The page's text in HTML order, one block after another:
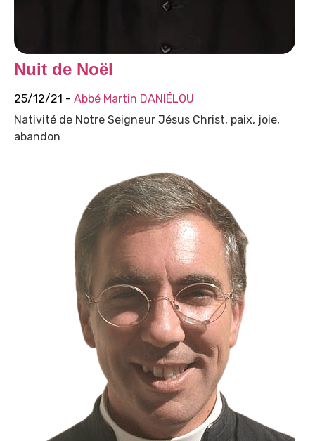
Nuit de Noël
25/12/21 - Abbé Martin DANIÉLOU
Nativité de Notre Seigneur Jésus Christ, paix, joie,
abandon